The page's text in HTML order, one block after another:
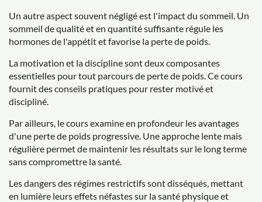
Un autre aspect souvent négligé est l'impact du sommeil. Un
sommeil de qualité et en quantité suffisante régule les
hormones de l'appétit et favorise la perte de poids.
La motivation et la discipline sont deux composantes
essentielles pour tout parcours de perte de poids. Ce cours
fournit des conseils pratiques pour rester motivé et
discipliné.
Par ailleurs, le cours examine en profondeur les avantages
d'une perte de poids progressive. Une approche lente mais
régulière permet de maintenir les résultats sur le long terme
sans compromettre la santé.
Les dangers des régimes restrictifs sont disséqués, mettant
en lumière leurs effets néfastes sur la santé physique et